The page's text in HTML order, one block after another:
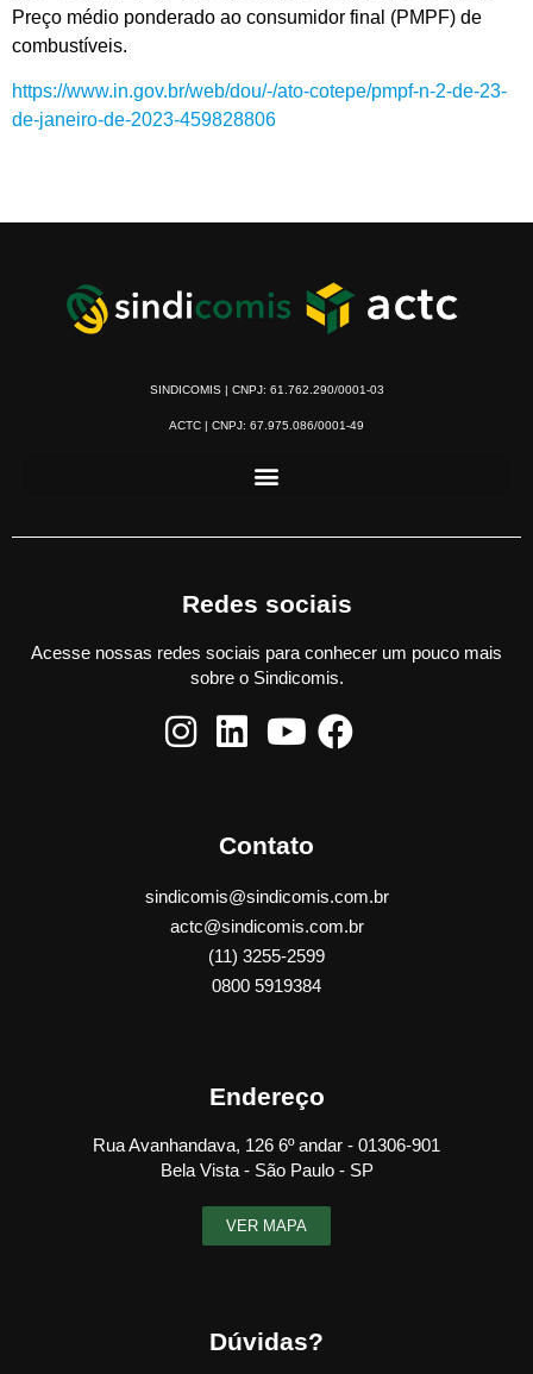
Preço médio ponderado ao consumidor final (PMPF) de
combustíveis.
https://www.in.gov.br/web/dou/-/ato-cotepe/pmpf-n-2-de-23-
de-janeiro-de-2023-459828806
SINDICOMIS | CNPJ: 61.762.290/0001-03
ACTC | CNPJ: 67.975.086/0001-49
Redes sociais
Acesse nossas redes sociais para conhecer um pouco mais
sobre o Sindicomis.
Contato
sindicomis@sindicomis.com.br
actc@sindicomis.com.br
(11) 3255-2599
0800 5919384
Endereço
Rua Avanhandava, 126 6º andar - 01306-901
Bela Vista - São Paulo - SP
VER MAPA
Dúvidas?